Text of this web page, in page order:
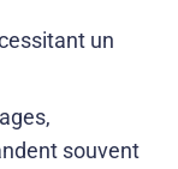
un
souvent